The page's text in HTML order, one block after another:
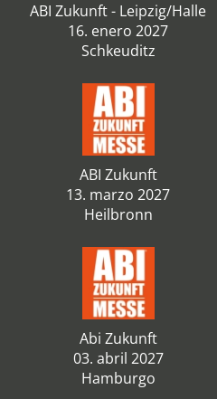
ABI Zukunft - Leipzig/Halle
16. enero 2027
Schkeuditz
ABI Zukunft
13. marzo 2027
Heilbronn
Abi Zukunft
03. abril 2027
Hamburgo